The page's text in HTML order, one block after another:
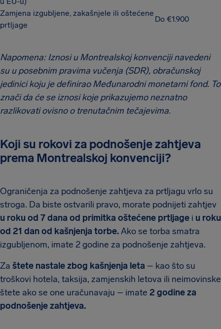
Zamjena izgubljene, zakašnjele ili oštećene
prtljage
Do €1.900
Napomena: Iznosi u Montrealskoj konvenciji navedeni
su u posebnim pravima vučenja (SDR), obračunskoj
jedinici koju je definirao Međunarodni monetarni fond. To
znači da će se iznosi koje prikazujemo neznatno
razlikovati ovisno o trenutačnim tečajevima.
Koji su rokovi za podnošenje zahtjeva
prema Montrealskoj konvenciji?
Ograničenja za podnošenje zahtjeva za prtljagu vrlo su
stroga. Da biste ostvarili pravo, morate podnijeti zahtjev
u roku od 7 dana od primitka oštećene prtljage i u roku
od 21 dan od kašnjenja torbe.Ako se torba smatra
izgubljenom, imate 2 godine za podnošenje zahtjeva.
Za štete nastale zbog kašnjenja leta – kao što su
troškovi hotela, taksija, zamjenskih letova ili neimovinske
štete ako se one uračunavaju – imate 2 godine za
podnošenje zahtjeva.